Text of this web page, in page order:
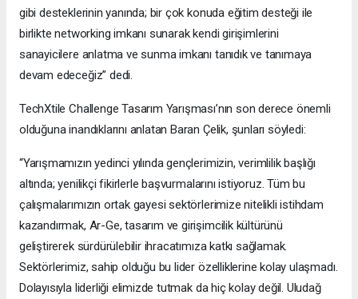
gibi desteklerinin yanında; bir çok konuda eğitim desteği ile
birlikte networking imkanı sunarak kendi girişimlerini
sanayicilere anlatma ve sunma imkanı tanıdık ve tanımaya
devam edeceğiz” dedi.
TechXtile Challenge Tasarım Yarışması’nın son derece önemli
olduğuna inandıklarını anlatan Baran Çelik, şunları söyledi:
“Yarışmamızın yedinci yılında gençlerimizin, verimlilik başlığı
altında; yenilikçi fikirlerle başvurmalarını istiyoruz. Tüm bu
çalışmalarımızın ortak gayesi sektörlerimize nitelikli istihdam
kazandırmak, Ar-Ge, tasarım ve girişimcilik kültürünü
geliştirerek sürdürülebilir ihracatımıza katkı sağlamak.
Sektörlerimiz, sahip olduğu bu lider özelliklerine kolay ulaşmadı.
Dolayısıyla liderliği elimizde tutmak da hiç kolay değil. Uludağ